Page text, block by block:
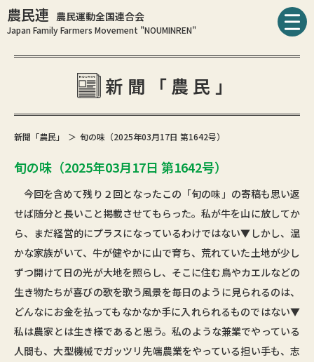
農民連 農民運動全国連合会
Japan Family Farmers Movement "NOUMINREN"
新聞「農民」
新聞「農民」 旬の味（2025年03月17日 第1642号）
旬の味（2025年03月17日 第1642号）
今回を含めて残り２回となったこの「旬の味」の寄稿も思い返
せば随分と長いこと掲載させてもらった。私が牛を山に放してか
ら、まだ経営的にプラスになっているわけではない▼しかし、温
かな家族がいて、牛が健やかに山で育ち、荒れていた土地が少し
ずつ開けて日の光が大地を照らし、そこに住む鳥やカエルなどの
生き物たちが喜びの歌を歌う風景を毎日のように見られるのは、
どんなにお金を払ってもなかなか手に入れられるものではない▼
私は農家とは生き様であると思う。私のような兼業でやっている
人間も、大型機械でガッツリ先端農業をやっている担い手も、志